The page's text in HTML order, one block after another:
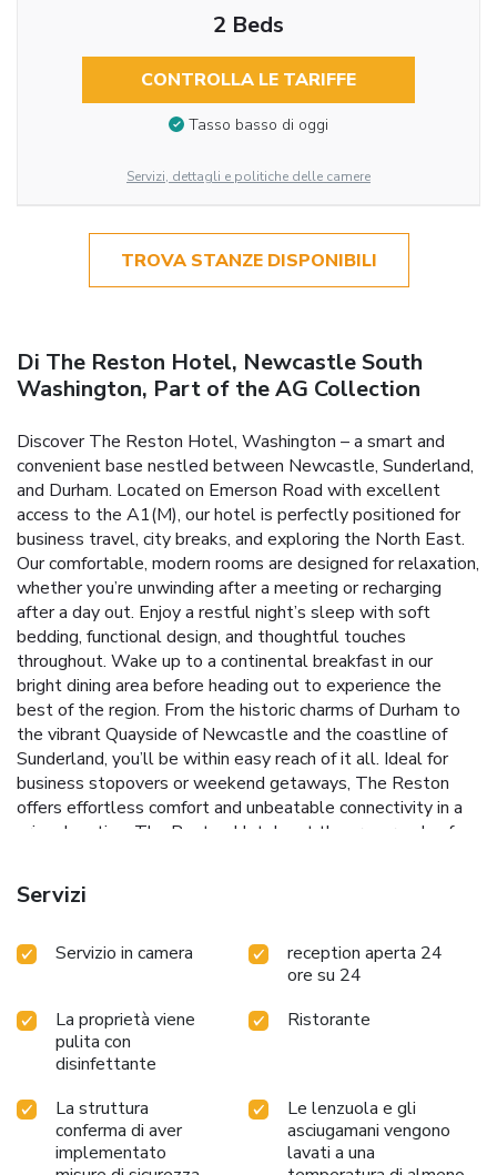
2 Beds
CONTROLLA LE TARIFFE
Tasso basso di oggi
Servizi, dettagli e politiche delle camere
TROVA STANZE DISPONIBILI
Di The Reston Hotel, Newcastle South
Washington, Part of the AG Collection
Discover The Reston Hotel, Washington – a smart and
convenient base nestled between Newcastle, Sunderland,
and Durham. Located on Emerson Road with excellent
access to the A1(M), our hotel is perfectly positioned for
business travel, city breaks, and exploring the North East.
Our comfortable, modern rooms are designed for relaxation,
whether you’re unwinding after a meeting or recharging
after a day out. Enjoy a restful night’s sleep with soft
bedding, functional design, and thoughtful touches
throughout. Wake up to a continental breakfast in our
bright dining area before heading out to experience the
best of the region. From the historic charms of Durham to
the vibrant Quayside of Newcastle and the coastline of
Sunderland, you’ll be within easy reach of it all. Ideal for
business stopovers or weekend getaways, The Reston
offers effortless comfort and unbeatable connectivity in a
prime location. The Reston Hotel – at the crossroads of
welcoming you.
Servizi
Servizio in camera
reception aperta 24
ore su 24
La proprietà viene
pulita con
disinfettante
Ristorante
La struttura
conferma di aver
implementato
Le lenzuola e gli
asciugamani vengono
lavati a una